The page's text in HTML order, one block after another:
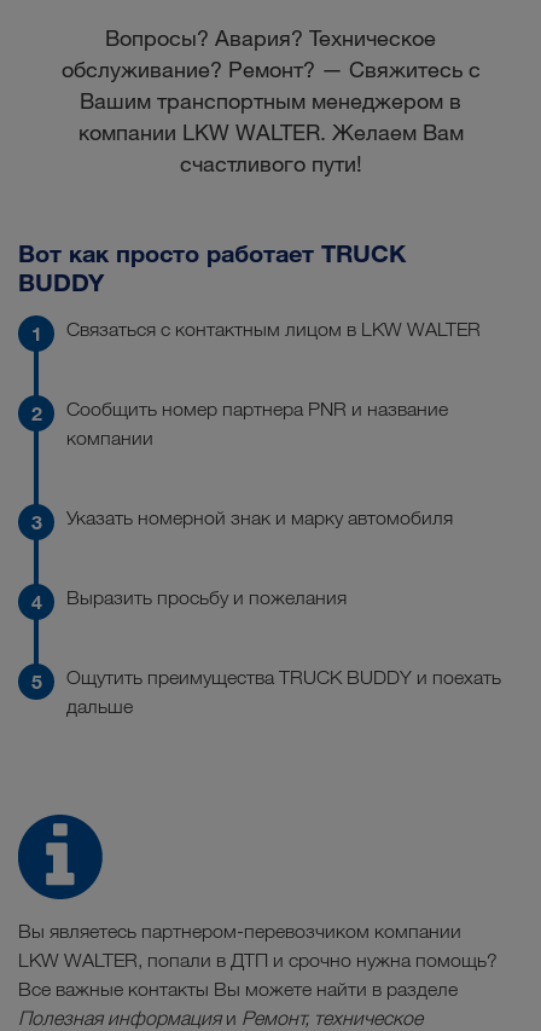
Вопросы? Авария? Техническое
обслуживание? Ремонт? — Свяжитесь с
Вашим транспортным менеджером в
компании LKW WALTER. Желаем Вам
счастливого пути!
Вот как просто работает TRUCK
BUDDY
Связаться с контактным лицом в LKW WALTER
Сообщить номер партнера PNR и название
компании
Указать номерной знак и марку автомобиля
Выразить просьбу и пожелания
Ощутить преимущества TRUCK BUDDY и поехать
дальше
Вы являетесь партнером-перевозчиком компании
LKW WALTER, попали в ДТП и срочно нужна помощь?
Все важные контакты Вы можете найти в разделе
Полезная информацияи Ремонт, техническое